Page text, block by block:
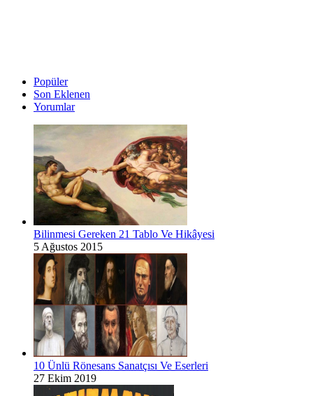
Popüler
Son Eklenen
Yorumlar
Bilinmesi Gereken 21 Tablo Ve Hikâyesi
5 Ağustos 2015
10 Ünlü Rönesans Sanatçısı Ve Eserleri
27 Ekim 2019